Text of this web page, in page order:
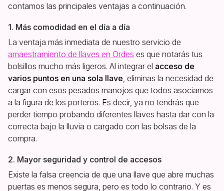
contamos las principales ventajas a continuación.
1. Más comodidad en el día a día
La ventaja más inmediata de nuestro servicio de
amaestramiento de llaves en Ordes es que notarás tus
bolsillos mucho más ligeros. Al integrar el acceso de
varios puntos en una sola llave , eliminas la necesidad de
cargar con esos pesados manojos que todos asociamos
a la figura de los porteros. Es decir, ya no tendrás que
perder tiempo probando diferentes llaves hasta dar con la
correcta bajo la lluvia o cargado con las bolsas de la
compra.
2. Mayor seguridad y control de accesos
Existe la falsa creencia de que una llave que abre muchas
puertas es menos segura, pero es todo lo contrario. Y es